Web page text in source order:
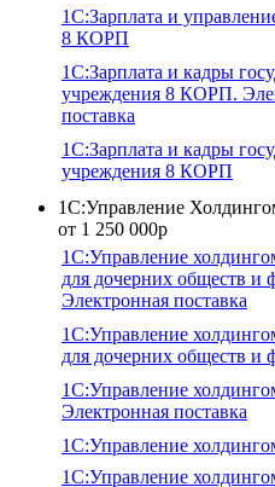
1С:Зарплата и
8 КОРП
1С:Зарплата и кадры
учреждения 8 КОРП.
поставка
1С:Зарплата и кадры
учреждения 8 КОРП
1С:Управление
от 1 250 000р
1С:Управление
для дочерних обществ и
Электронная поставка
1С:Управление
для дочерних обществ и
1С:Управление
Электронная поставка
1С:Управление
1С:Управление